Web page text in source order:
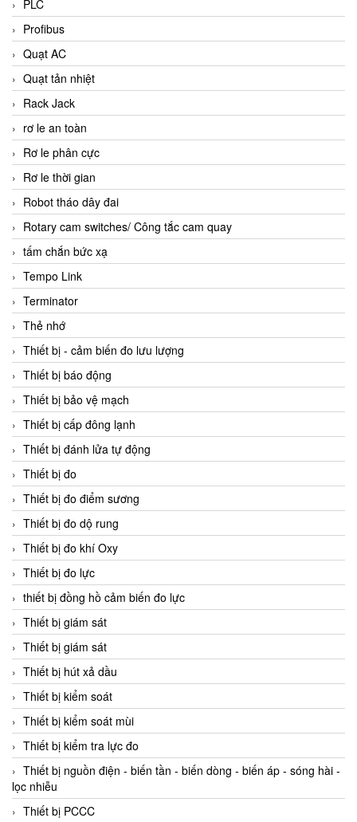
PLC
Profibus
Quạt AC
Quạt tản nhiệt
Rack Jack
rơ le an toàn
Rơ le phân cực
Rơ le thời gian
Robot tháo dây đai
Rotary cam switches/ Công tắc cam quay
tấm chắn bức xạ
Tempo Link
Terminator
Thẻ nhớ
Thiết bị - cảm biến đo lưu lượng
Thiết bị báo động
Thiết bị bảo vệ mạch
Thiết bị cấp đông lạnh
Thiết bị đánh lửa tự động
Thiết bị đo
Thiết bị đo điểm sương
Thiết bị đo dộ rung
Thiết bị đo khí Oxy
Thiết bị đo lực
thiết bị đồng hồ cảm biến đo lực
Thiết bị giám sát
Thiết bị giám sát
Thiết bị hút xả dầu
Thiết bị kiểm soát
Thiết bị kiểm soát mùi
Thiết bị kiểm tra lực đo
Thiết bị nguồn điện - biến tần - biến dòng - biến áp - sóng hài -
lọc nhiễu
Thiết bị PCCC